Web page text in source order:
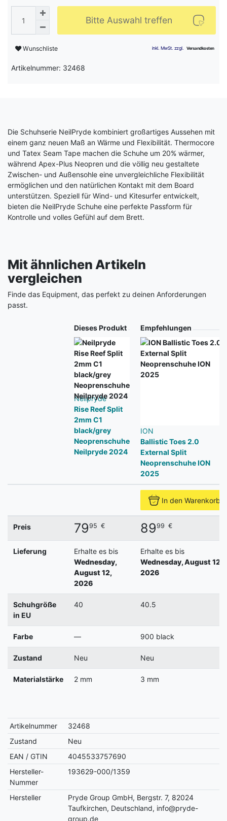
Bitte Auswahl treffen
Wunschliste
Artikelnummer: 32468
Die Schuhserie NeilPryde kombiniert großartiges Aussehen mit
einem ganz neuen Maß an Wärme und Flexibilität. Thermocore
und Tatex Seam Tape machen die Schuhe um 20% wärmer,
während Apex-Plus Neopren und die völlig neu gestaltete
Zwischen- und Außensohle eine unvergleichliche Flexibilität
ermöglichen und den natürlichen Kontakt mit dem Board
unterstützen. Speziell für Wind- und Kitesurfer entwickelt,
bieten die NeilPryde Schuhe eine perfekte Passform für
Kontrolle und volles Gefühl auf dem Brett.
Mit ähnlichen Artikeln
vergleichen
Finde das Equipment, das perfekt zu deinen Anforderungen
passt.
Dieses Produkt
Neilpryde
Rise Reef Split
2mm C1
black/grey
Neoprenschuhe
Neilpryde 2024
Empfehlungen
ION
Ballistic Toes 2.0
External Split
Neoprenschuhe ION
2025
In den Warenkorb
Preis 7995 € 8999 €
Lieferung
Erhalte es bis
Wednesday,
August 12,
2026
Erhalte es bis
Wednesday, August 12,
2026
Schuhgröße
in EU
40 40.5
Farbe — 900 black
Zustand Neu Neu
Materialstärke 2 mm 3 mm
Artikelnummer
32468
Zustand
Neu
EAN / GTIN
4045533757690
Hersteller-
Nummer
193629-000/1359
Hersteller
Pryde Group GmbH, Bergstr. 7, 82024
Taufkirchen, Deutschland, info@pryde-
group.de